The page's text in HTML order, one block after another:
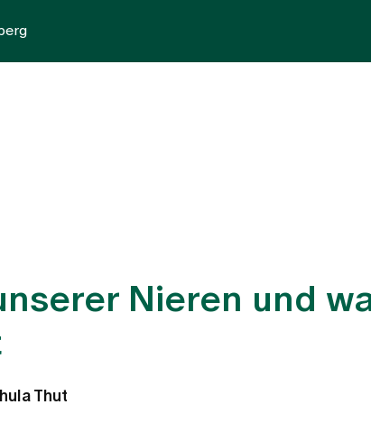
Nieren und
Thut